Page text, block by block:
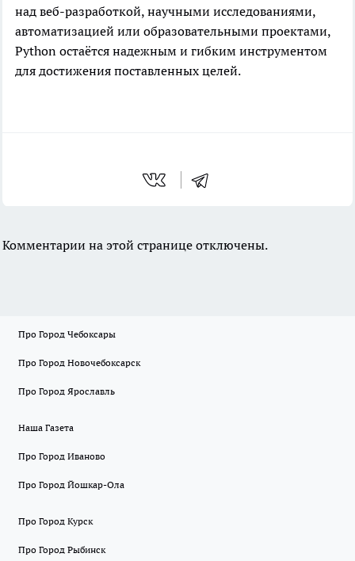
над веб-разработкой, научными исследованиями,
автоматизацией или образовательными проектами,
Python остаётся надежным и гибким инструментом
для достижения поставленных целей.
Комментарии на этой странице отключены.
Про Город Чебоксары
Про Город Новочебоксарск
Про Город Ярославль
Наша Газета
Про Город Иваново
Про Город Йошкар-Ола
Про Город Курск
Про Город Рыбинск